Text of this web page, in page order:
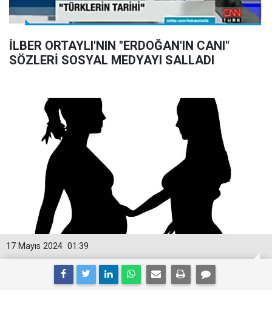
İLBER ORTAYLI'NIN "ERDOĞAN'IN CANI"
SÖZLERİ SOSYAL MEDYAYI SALLADI
01:39
17 Mayıs 2024